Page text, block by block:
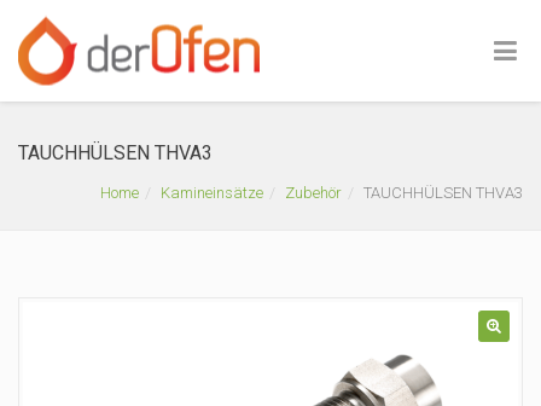
TAUCHHÜLSEN THVA3
Home Kamineinsätze Zubehör TAUCHHÜLSEN THVA3